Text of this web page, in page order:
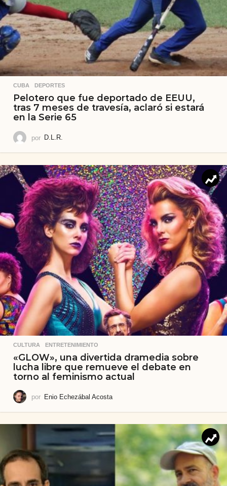
CUBA ,DEPORTES
Pelotero que fue deportado de EEUU,
tras 7 meses de travesía, aclaró si estará
en la Serie 65
por D.L.R.
CULTURA ,ENTRETENIMIENTO
«GLOW», una divertida dramedia sobre
lucha libre que remueve el debate en
torno al feminismo actual
por Enio Echezábal Acosta